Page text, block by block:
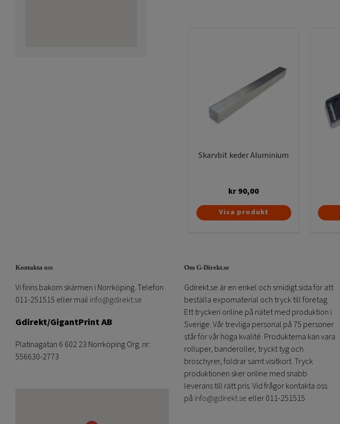
Skarvbit keder Aluminium
kr90,00
Visa produkt
Kontakta oss
Vi finns bakom skärmen i Norrköping. Telefon
011-251515 eller mail info@gdirekt.se
Gdirekt/GigantPrint AB
Platinagatan 6 602 23 Norrköping Org. nr:
556630-2773
Om G-Direkt.se
Gdirekt.se är en enkel och smidigt sida för att
beställa expomaterial och tryck till företag.
Ett tryckeri online på nätet med produktion i
Sverige. Vår trevliga personal på 75 personer
står för vår höga kvalité. Produkterna kan vara
rolluper, banderoller, tryckt tyg och
broschyrer, foldrar samt visitkort. Tryck
produktionen sker online med snabb
leverans till rätt pris. Vid frågor kontakta oss
på info@gdirekt.se eller 011-251515